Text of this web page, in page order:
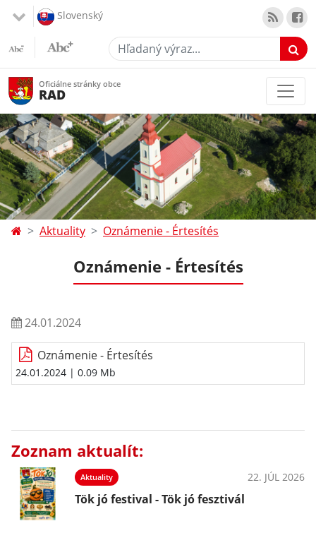
Slovenský
Hľadaný výraz...
Oficiálne stránky obce
RAD
Aktuality Oznámenie - Értesítés
Oznámenie - Értesítés
24.01.2024
Oznámenie - Értesítés
24.01.2024 | 0.09 Mb
Zoznam aktualít:
Aktuality 22. JÚL 2026
Tök jó festival - Tök jó fesztivál